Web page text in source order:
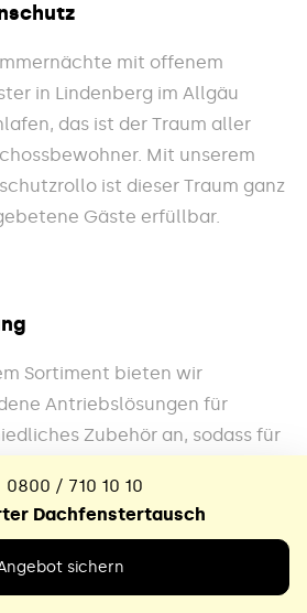
mit offenem
in Lindenberg im Allgäu
das ist der Traum aller
Mit unserem
ist dieser Traum ganz
Gäste erfüllbar.
Sortiment bieten wir
Antriebslösungen für
Zubehör an, sodass für
0800 / 710 10 10
Dachfenstertausch
sichern